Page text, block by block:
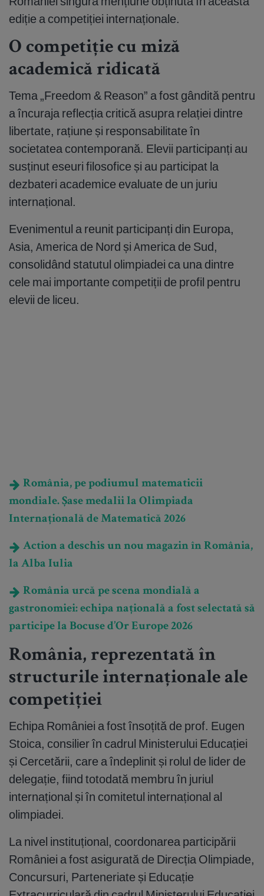
ediție a competiției internaționale.
O competiție cu miză
academică ridicată
Tema „Freedom & Reason” a fost gândită pentru
a încuraja reflecția critică asupra relației dintre
libertate, rațiune și responsabilitate în
societatea contemporană. Elevii participanți au
susținut eseuri filosofice și au participat la
dezbateri academice evaluate de un juriu
internațional.
Evenimentul a reunit participanți din Europa,
Asia, America de Nord și America de Sud,
consolidând statutul olimpiadei ca una dintre
cele mai importante competiții de profil pentru
elevii de liceu.
România, pe podiumul matematicii
mondiale. Șase medalii la Olimpiada
Internațională de Matematică 2026
Action a deschis un nou magazin în România,
la Alba Iulia
România urcă pe scena mondială a
gastronomiei: echipa națională a fost selectată să
participe la Bocuse d’Or Europe 2026
România, reprezentată în
structurile internaționale ale
competiției
Echipa României a fost însoțită de prof. Eugen
Stoica, consilier în cadrul Ministerului Educației
și Cercetării, care a îndeplinit și rolul de lider de
delegație, fiind totodată membru în juriul
internațional și în comitetul internațional al
olimpiadei.
La nivel instituțional, coordonarea participării
României a fost asigurată de Direcția Olimpiade,
Concursuri, Parteneriate și Educație